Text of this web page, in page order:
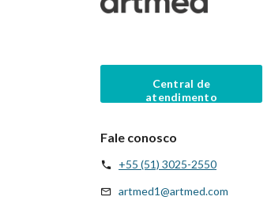
Central de
atendimento
Fale conosco
+55 (51) 3025-2550
artmed1@artmed.com